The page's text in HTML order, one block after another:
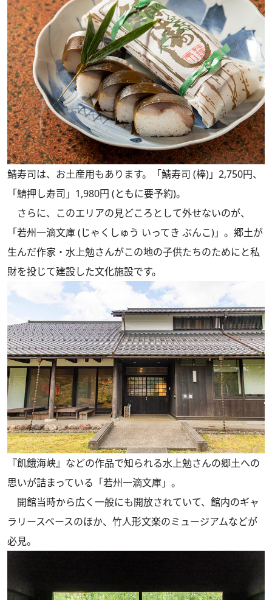
鯖寿司は、お土産用もあります。「鯖寿司 (棒)」2,750円、
「鯖押し寿司」1,980円 (ともに要予約)。
さらに、このエリアの見どころとして外せないのが、
「若州一滴文庫 (じゃくしゅう いってき ぶんこ)」。郷土が
生んだ作家・水上勉さんがこの地の子供たちのためにと私
財を投じて建設した文化施設です。
『飢餓海峡』などの作品で知られる水上勉さんの郷土への
思いが詰まっている「若州一滴文庫」。
開館当時から広く一般にも開放されていて、館内のギャ
ラリースペースのほか、竹人形文楽のミュージアムなどが
必見。